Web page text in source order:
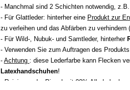
- Manchmal sind 2 Schichten notwendig,
- Für Glattleder: hinterher eine Produkt zur
zu verleihen und das Abfärben zu
- Für Wild-, Nubuk- und Samtleder, hinterher
- Verwenden Sie zum Auftragen des
- Achtung : diese Lederfarbe kann Flecken
Latexhandschuhen!
- Reinigung der Pinsel mit 99% Alkohol oder